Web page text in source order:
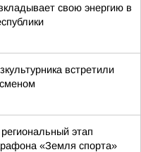
свою энергию в
встретили
этап
«Земля спорта»